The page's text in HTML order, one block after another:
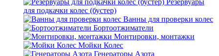
Резервуары
для подкачки колес (бустер)
Ванны для проверки колес
Бортоотжиматели
Монтировки, монтажки
Мойки Колес
Генераторы Азота